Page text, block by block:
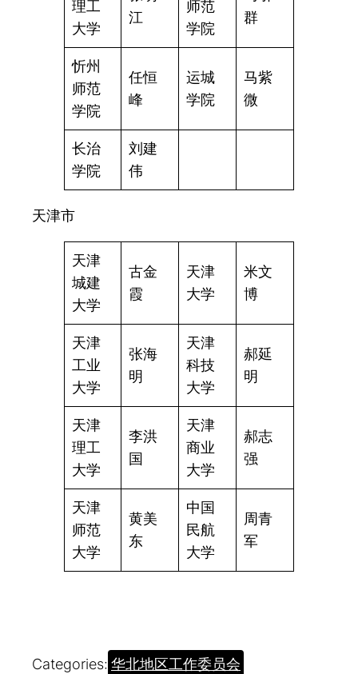
理工
大学
江
师范
学院
群
忻州
师范
学院
任恒
峰
运城
学院
马紫
微
长治
学院
刘建
伟
天津市
天津
城建
大学
古金
霞
天津
大学
米文
博
天津
工业
大学
张海
明
天津
科技
大学
郝延
明
天津
理工
大学
李洪
国
天津
商业
大学
郝志
强
天津
师范
大学
黄美
东
中国
民航
大学
周青
军
Categories: 华北地区工作委员会